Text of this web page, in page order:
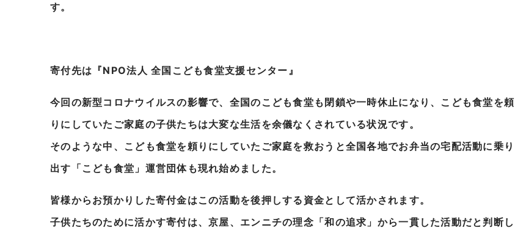
す。
寄付先は『NPO法人 全国こども食堂支援センター』
今回の新型コロナウイルスの影響で、全国のこども食堂も閉鎖や一時休止になり、こども食堂を頼
りにしていたご家庭の子供たちは大変な生活を余儀なくされている状況です。
そのような中、こども食堂を頼りにしていたご家庭を救おうと全国各地でお弁当の宅配活動に乗り
出す「こども食堂」運営団体も現れ始めました。
皆様からお預かりした寄付金はこの活動を後押しする資金として活かされます。
子供たちのために活かす寄付は、京屋、エンニチの理念「和の追求」から一貫した活動だと判断し